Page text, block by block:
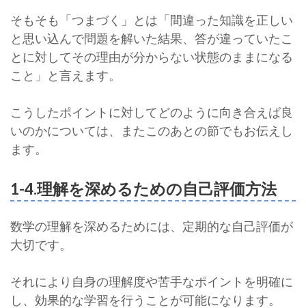
そもそも「つまづく」とは「間違った知識を正しい
と思い込んで問題を解いた結果、答が違っていたこ
とに対してその理由が分からない状態のままになる
こと」と言えます。
こうしたポイントに対してどのように向き合えば良
いのかについては、またこのあとの節でもお伝えし
ます。
1-4.理解を深めるための自己評価方法
数学の理解を深めるためには、定期的な自己評価が
大切です。
それにより自身の理解度や苦手なポイントを明確に
し、効果的な学習を行うことが可能になります。